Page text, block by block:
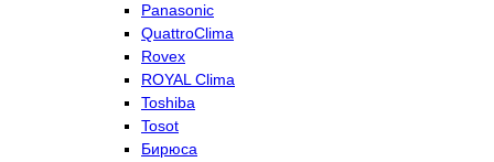
Panasonic
QuattroClima
Rovex
ROYAL Clima
Toshiba
Tosot
Бирюса